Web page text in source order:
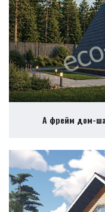
А фрейм дом-